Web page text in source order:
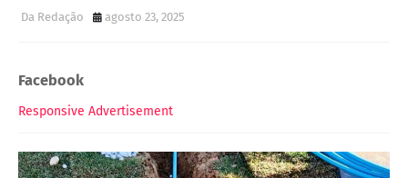
Da Redação agosto 23, 2025
Facebook
Responsive Advertisement